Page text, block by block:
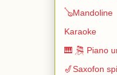
🪕Mandoline
Karaoke
🎹 🎘 Piano
🎷Saxofon